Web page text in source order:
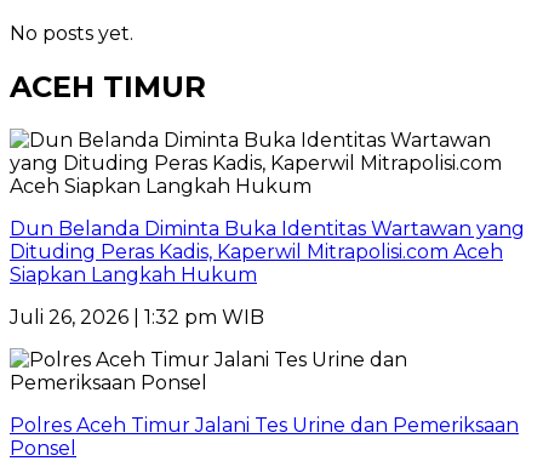
No posts yet.
ACEH TIMUR
Dun Belanda Diminta Buka Identitas Wartawan yang
Dituding Peras Kadis, Kaperwil Mitrapolisi.com Aceh
Siapkan Langkah Hukum
Juli 26, 2026 | 1:32 pm WIB
Polres Aceh Timur Jalani Tes Urine dan Pemeriksaan
Ponsel